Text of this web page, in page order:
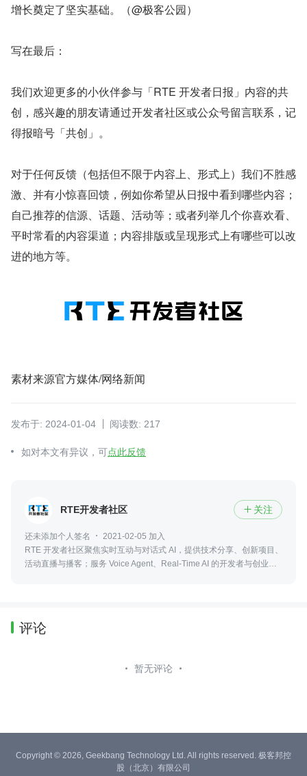
增长奠定了坚实基础。（@极客公园）
写在最后：
我们欢迎更多的小伙伴参与「RTE 开发者日报」内容的共
创，感兴趣的朋友请通过开发者社区或公众号留言联系，记
得报暗号「共创」。
对于任何反馈（包括但不限于内容上、形式上）我们不胜感
激、并有小惊喜回馈，例如你希望从日报中看到哪些内容；
自己推荐的信源、话题、活动等；或者列举几个你喜欢看、
平时常看的内容渠道；内容排版或呈现形式上有哪些可以改
进的地方等。
素材来源官方媒体/网络新闻
发布于: 2024-01-04 阅读数: 217
如对本文有异议，可点此反馈
RTE开发者社区  关注
还未添加个人签名
2021-02-05 加入
RTE 开发者社区聚焦实时互动与对话式 AI，提供技术分享、创新项目、
活动直播与播客；服务 Voice Agent、Real-Time AI 的开发者与创业
评论
暂无评论
Copyright © 2026, Geekbang Technology Ltd. All rights reserved. 极客邦控
股（北京）有限公司